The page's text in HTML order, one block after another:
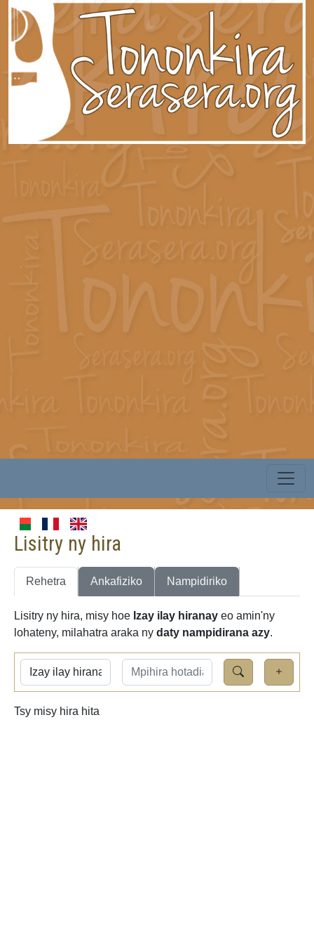
Lisitry ny hira
Rehetra Ankafiziko Nampidiriko
Lisitry ny hira, misy hoe Izay ilay hiranay eo amin'ny
lohateny, milahatra araka ny daty nampidirana azy.
Tsy misy hira hita